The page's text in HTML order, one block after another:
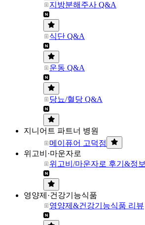
지방분해주사 Q&A
식단 Q&A
운동 Q&A
당뇨/혈당 Q&A
지니어트 파트너 병원
메이퓨어 고덕점
위고비·마운자로
위고비/마운자로 후기&정보
영양제·건강기능식품
영양제&건강기능식품 리뷰